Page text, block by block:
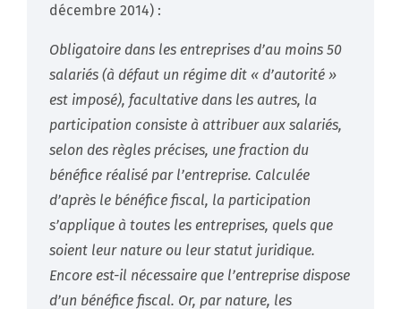
décembre 2014) :
Obligatoire dans les entreprises d’au moins 50
salariés (à défaut un régime dit « d’autorité »
est imposé), facultative dans les autres, la
participation consiste à attribuer aux salariés,
selon des règles précises, une fraction du
bénéfice réalisé par l’entreprise. Calculée
d’après le bénéfice fiscal, la participation
s’applique à toutes les entreprises, quels que
soient leur nature ou leur statut juridique.
Encore est-il nécessaire que l’entreprise dispose
d’un bénéfice fiscal. Or, par nature, les